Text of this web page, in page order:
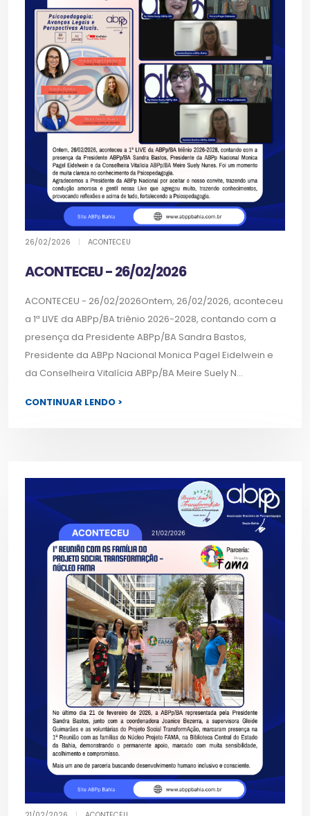
26/02/2026 ACONTECEU
ACONTECEU - 26/02/2026
ACONTECEU - 26/02/2026Ontem, 26/02/2026, aconteceu
a 1ª LIVE da ABPp/BA triênio 2026-2028, contando com a
presença da Presidente ABPp/BA Sandra Bastos,
Presidente da ABPp Nacional Monica Pagel Eidelwein e
da Conselheira Vitalícia ABPp/BA Meire Suely N...
CONTINUAR LENDO >